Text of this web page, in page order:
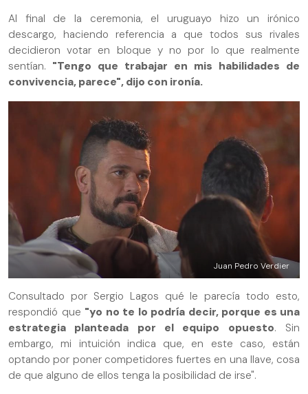
Al final de la ceremonia, el uruguayo hizo un irónico
descargo, haciendo referencia a que todos sus rivales
decidieron votar en bloque y no por lo que realmente
sentían. "Tengo que trabajar en mis habilidades de
convivencia, parece", dijo con ironía.
Juan Pedro Verdier
Consultado por Sergio Lagos qué le parecía todo esto,
respondió que "yo no te lo podría decir, porque es una
estrategia planteada por el equipo opuesto. Sin
embargo, mi intuición indica que, en este caso, están
optando por poner competidores fuertes en una llave, cosa
de que alguno de ellos tenga la posibilidad de irse".